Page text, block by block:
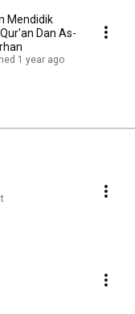
Mendidik
Dan As-
1 year ago